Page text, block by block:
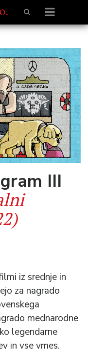
III
iz srednje in
za nagrado
mednarodne
legendarne
in vse vmes.